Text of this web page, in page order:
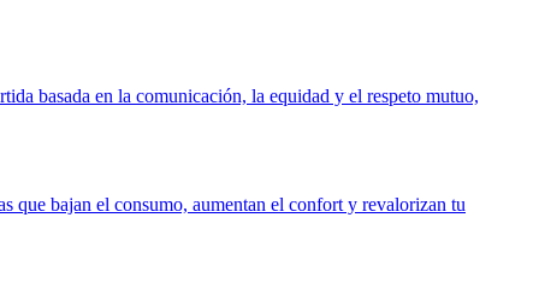
basada en la comunicación, la equidad y el respeto mutuo,
que bajan el consumo, aumentan el confort y revalorizan tu